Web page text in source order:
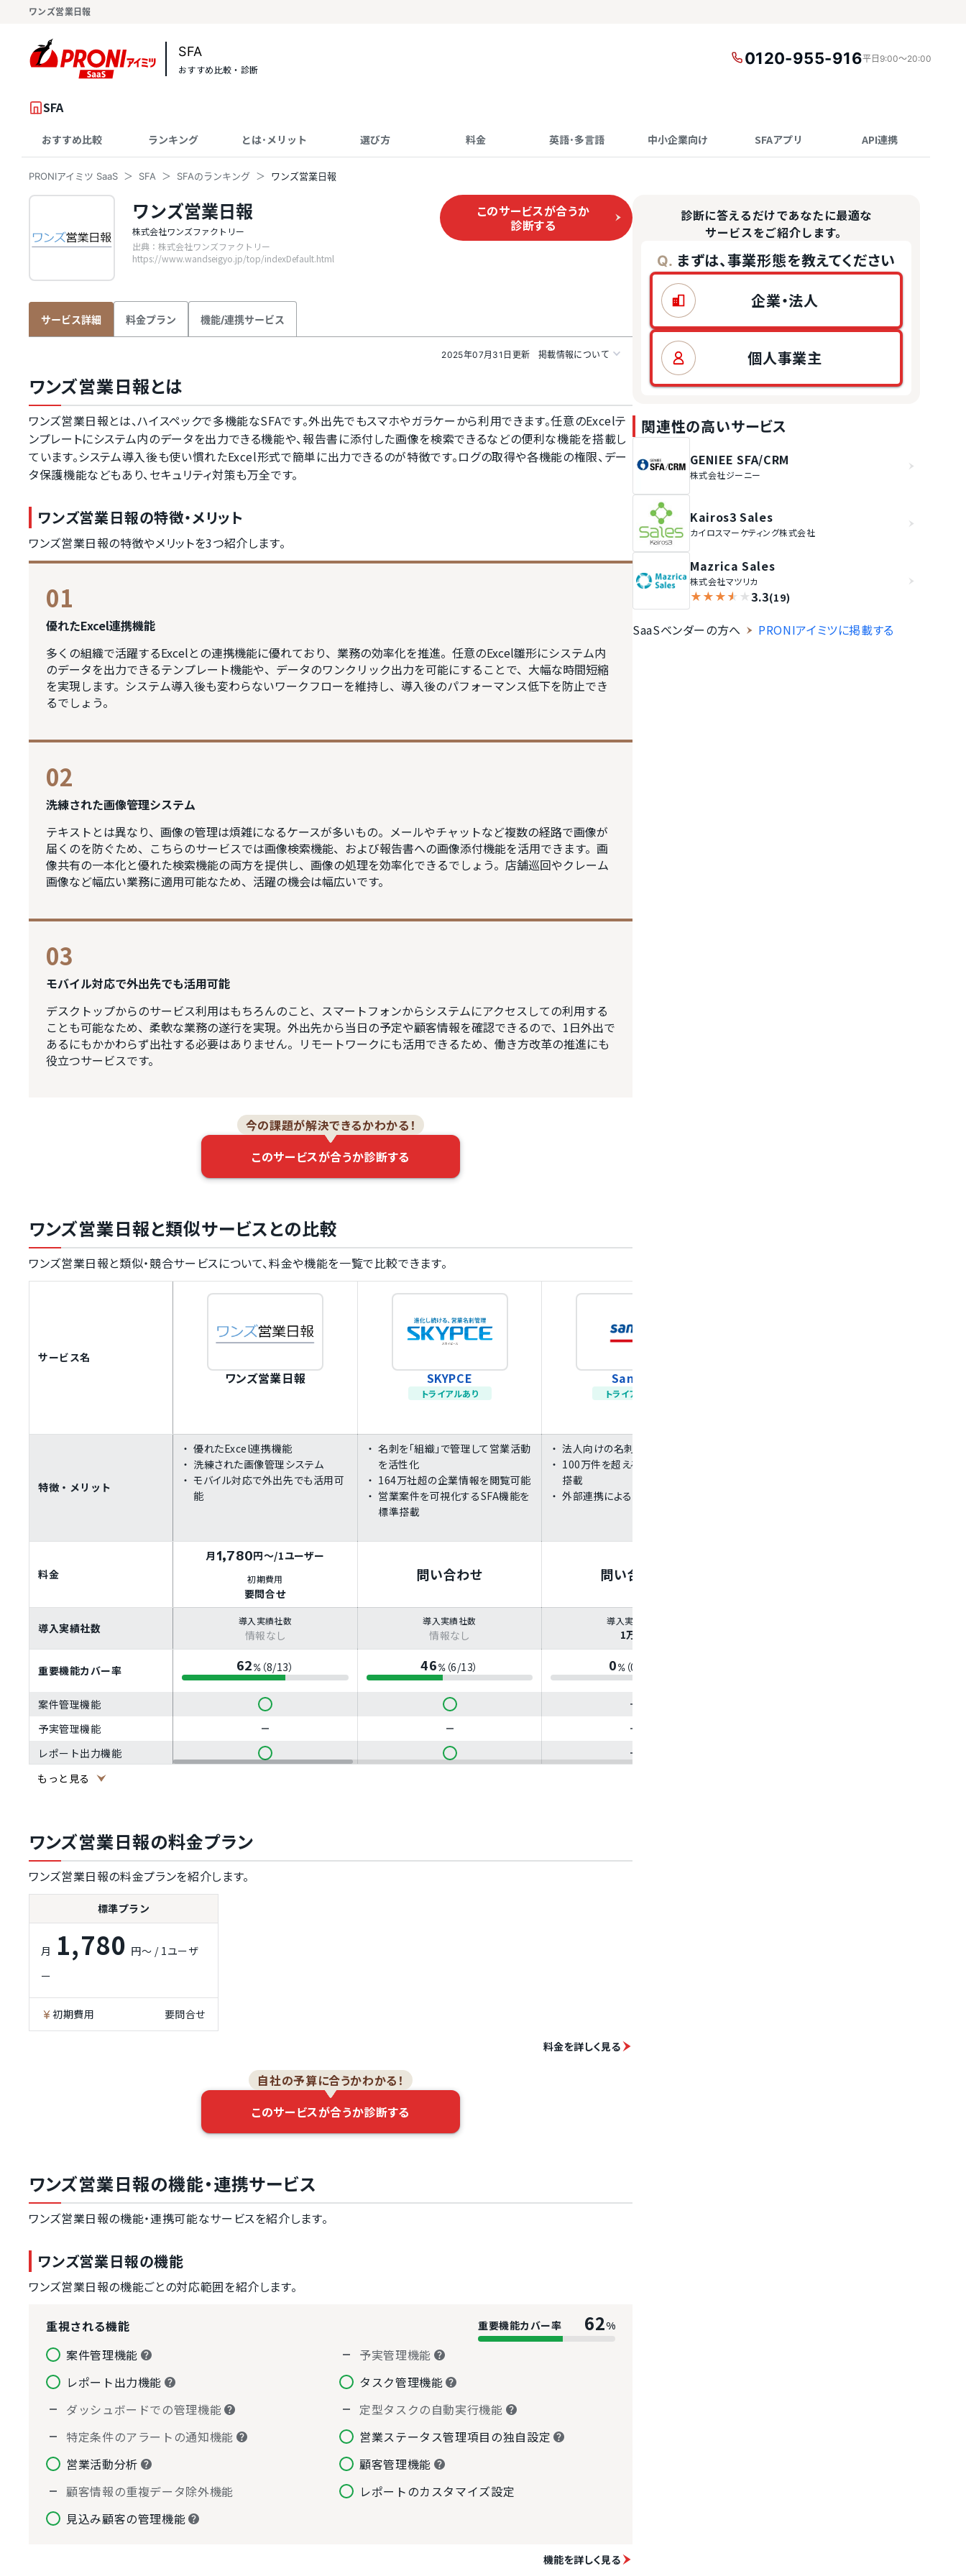
ワンズ営業日報
SFA
おすすめ比較・診断
0120-955-916平日9:00〜20:00
SFA
おすすめ比較 ランキング とは･メリット 選び方 料金 英語･多言語 中小企業向け SFAアプリ API連携
PRONIアイミツ SaaS SFA SFAのランキング ワンズ営業日報
ワンズ営業日報
株式会社ワンズファクトリー
出典：株式会社ワンズファクトリー
https://www.wandseigyo.jp/top/indexDefault.html
このサービスが合うか
診断する
サービス詳細 料金プラン 機能/連携サービス
2025年07月31日更新 掲載情報について
ワンズ営業日報とは
ワンズ営業日報とは、ハイスペックで多機能なSFAです。外出先でもスマホやガラケーから利用できます。任意のExcelテ
ンプレートにシステム内のデータを出力できる機能や、報告書に添付した画像を検索できるなどの便利な機能を搭載し
ています。システム導入後も使い慣れたExcel形式で簡単に出力できるのが特徴です。ログの取得や各機能の権限、デー
タ保護機能などもあり、セキュリティ対策も万全です。
ワンズ営業日報の特徴・メリット
ワンズ営業日報の特徴やメリットを3つ紹介します。
01
優れたExcel連携機能
多くの組織で活躍するExcelとの連携機能に優れており、業務の効率化を推進。任意のExcel雛形にシステム内
のデータを出力できるテンプレート機能や、データのワンクリック出力を可能にすることで、大幅な時間短縮
を実現します。システム導入後も変わらないワークフローを維持し、導入後のパフォーマンス低下を防止でき
るでしょう。
02
洗練された画像管理システム
テキストとは異なり、画像の管理は煩雑になるケースが多いもの。メールやチャットなど複数の経路で画像が
届くのを防ぐため、こちらのサービスでは画像検索機能、および報告書への画像添付機能を活用できます。画
像共有の一本化と優れた検索機能の両方を提供し、画像の処理を効率化できるでしょう。店舗巡回やクレーム
画像など幅広い業務に適用可能なため、活躍の機会は幅広いです。
03
モバイル対応で外出先でも活用可能
デスクトップからのサービス利用はもちろんのこと、スマートフォンからシステムにアクセスしての利用する
ことも可能なため、柔軟な業務の遂行を実現。外出先から当日の予定や顧客情報を確認できるので、1日外出で
あるにもかかわらず出社する必要はありません。リモートワークにも活用できるため、働き方改革の推進にも
役立つサービスです。
今の課題が解決できるかわかる！
このサービスが合うか診断する
ワンズ営業日報と類似サービスとの比較
ワンズ営業日報と類似・競合サービスについて、料金や機能を一覧で比較できます。
サービス名
ワンズ営業日報 SKYPCE
トライアルあり
Sansan
トライアルあり
特徴・メリット
優れたExcel連携機能
洗練された画像管理システム
モバイル対応で外出先でも活用可
能
名刺を「組織」で管理して営業活動
を活性化
164万社超の企業情報を閲覧可能
営業案件を可視化するSFA機能を
標準搭載
法人向けの名刺管理サービス
100万件を超える企業情報を標準
搭載
外部連携による高い拡張性
料金
月 1,780円～/1ユーザー
初期費用
要問合せ
問い合わせ 問い合わせ
導入実績社数
導入実績社数
情報なし
導入実績社数
情報なし
導入実績社数
1万社
重要機能カバー率 62% （8/13） 46%（6/13） 0%（0/13）
案件管理機能
予実管理機能
レポート出力機能
タスク管理機能
定型タスクの自動実行機能
特定条件のアラートの通知
機能
営業ステータス管理項目の
営業活動分析
顧客管理機能
機能
もっと見る
ワンズ営業日報の料金プラン
ワンズ営業日報の料金プランを紹介します。
標準プラン
月 1,780 円～ / 1ユーザ
ー
初期費用 要問合せ
料金を詳しく見る
自社の予算に合うかわかる！
このサービスが合うか診断する
ワンズ営業日報の機能・連携サービス
ワンズ営業日報の機能・連携可能なサービスを紹介します。
ワンズ営業日報の機能
ワンズ営業日報の機能ごとの対応範囲を紹介します。
重視される機能 重要機能カバー率 62%
案件管理機能
予実管理機能
レポート出力機能
タスク管理機能
ダッシュボードでの管理機能
定型タスクの自動実行機能
特定条件のアラートの通知機能
営業ステータス管理項目の独自設定
営業活動分析
顧客管理機能
顧客情報の重複データ除外機能
レポートのカスタマイズ設定
見込み顧客の管理機能
機能を詳しく見る
診断に答えるだけであなたに最適な
サービスをご紹介します。
Q. まずは、事業形態を教えてください
企業・法人
個人事業主
関連性の高いサービス
GENIEE SFA/CRM
株式会社ジーニー
Kairos3 Sales
カイロスマーケティング株式会社
Mazrica Sales
株式会社マツリカ
★ ★ ★ ★ ★3.3(19)
SaaSベンダーの方へ PRONIアイミツに掲載する